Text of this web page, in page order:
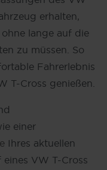
erhalten,
lange auf die
zu müssen. So
Fahrerlebnis
T-Cross genießen.
einer
Ihres aktuellen
VW T-Cross